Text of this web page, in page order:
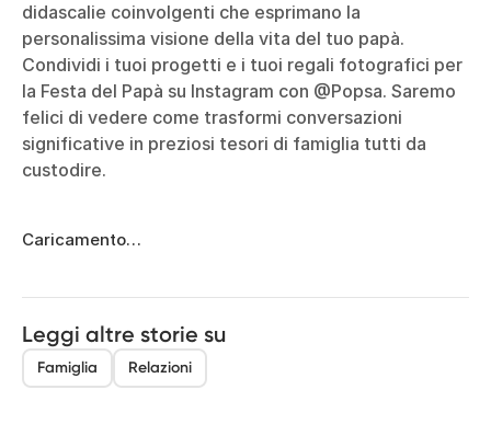
didascalie coinvolgenti che esprimano la
personalissima visione della vita del tuo papà.
Condividi i tuoi progetti e i tuoi regali fotografici per
la Festa del Papà su Instagram con @Popsa. Saremo
felici di vedere come trasformi conversazioni
significative in preziosi tesori di famiglia tutti da
custodire.
Caricamento…
Leggi altre storie su
Famiglia Relazioni